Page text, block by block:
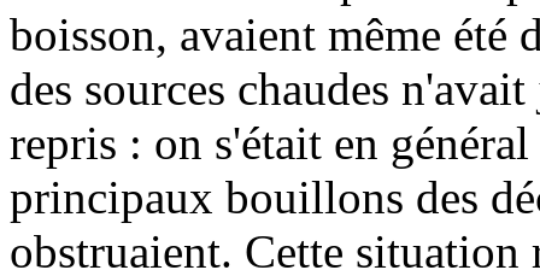
boisson, avaient même été
des sources chaudes
repris : on s'était en
principaux bouillons des
obstruaient. Cette situation